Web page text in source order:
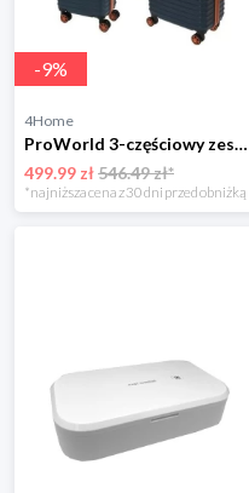
-9%
4Home
ProWorld 3-częściowy zestaw walizek podróżnych 4-Home
499.99 zł546.49 zł*
*najniższa cena z 30 dni przed obniżką